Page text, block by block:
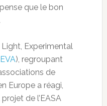
que le bon
Light, Experimental
), regroupant
de
Europe a réagi,
de l’EASA